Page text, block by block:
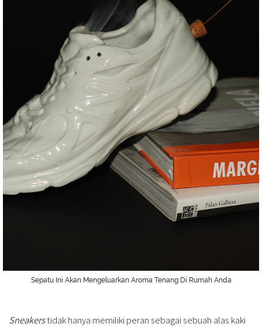
Sepatu Ini Akan Mengeluarkan Aroma Tenang Di Rumah Anda
Sneakerstidak hanya memiliki peran sebagai sebuah alas kaki